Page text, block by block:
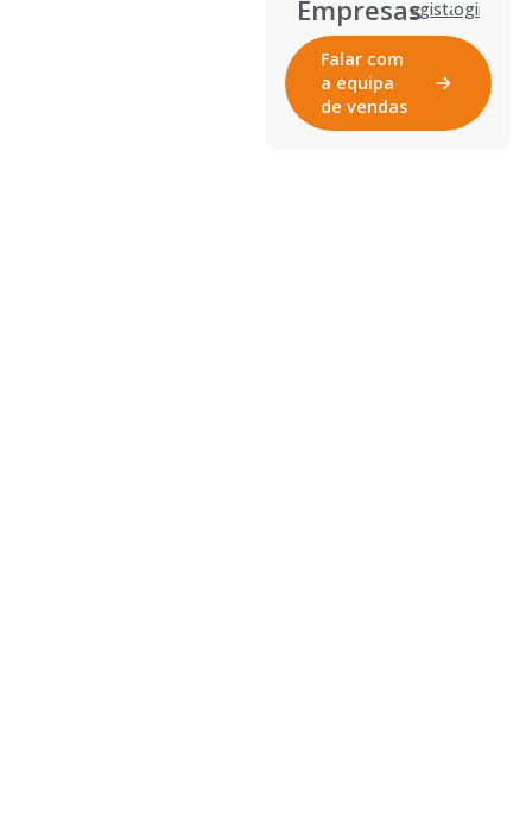
EmpresasRegistarLogin
Falar com
a equipa
de vendas